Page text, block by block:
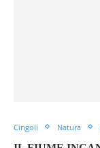
Cingoli Natura